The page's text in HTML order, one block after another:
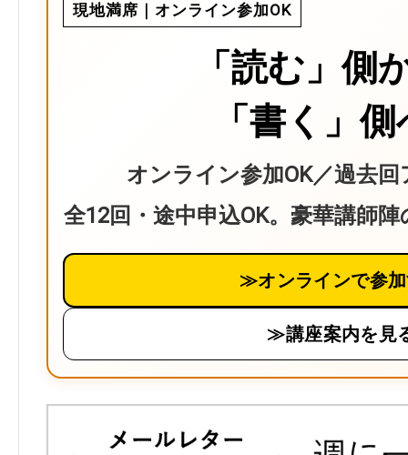
現地満席｜オンライン参加OK
「読む」側
「書く」
オンライン参加OK／過去
全12回・途中申込OK。豪華講師
≫オンラインで参
≫講座案内を見